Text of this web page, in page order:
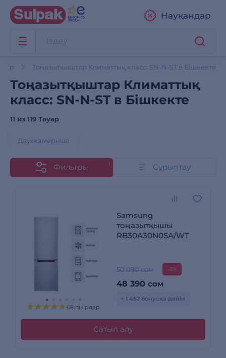
Науқандар
Тоңазытқыштар Климаттық класс: SN-N-ST в Бішкекте
Тоңазытқыштар Климаттық
класс: SN-N-ST в Бішкекте
11 из 119 Тауар
Двухкамерные
Фильтры 1 Сұрыптау
68 пікірлер
Samsung
тоңазытқышы
RB30A30N0SA/WT
50 090 сом -3%
48 390 сом
+ 1 452 бонусқа дейін
Сатып алу